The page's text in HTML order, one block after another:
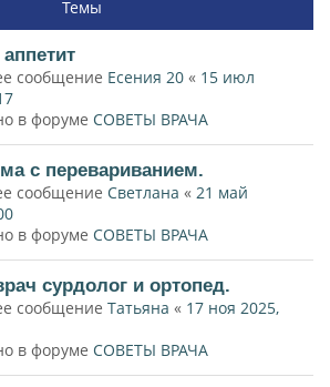
Темы
сообщение Есения 20 « 15 июл
в форуме СОВЕТЫ ВРАЧА
с перевариванием.
сообщение Светлана « 21 май
в форуме СОВЕТЫ ВРАЧА
сурдолог и ортопед.
сообщение Татьяна « 17 ноя 2025,
в форуме СОВЕТЫ ВРАЧА